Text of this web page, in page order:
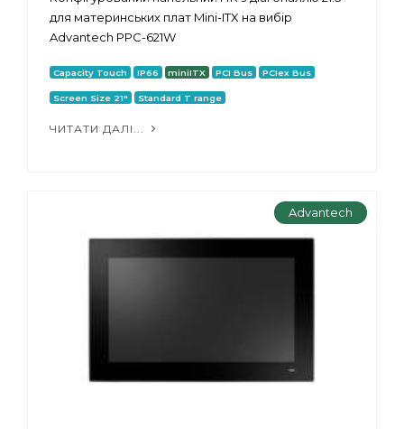
для материнських плат Mini-ITX на вибір
Advantech PPC-621W
Capacity Touch IP66 miniITX PCI Bus PCIex Bus
Screen Size 21" Standard T range
ЧИТАТИ ДАЛІ...
Advantech